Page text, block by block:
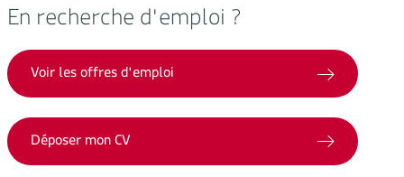
En recherche d'emploi ?
Voir les offres d'emploi
Déposer mon CV